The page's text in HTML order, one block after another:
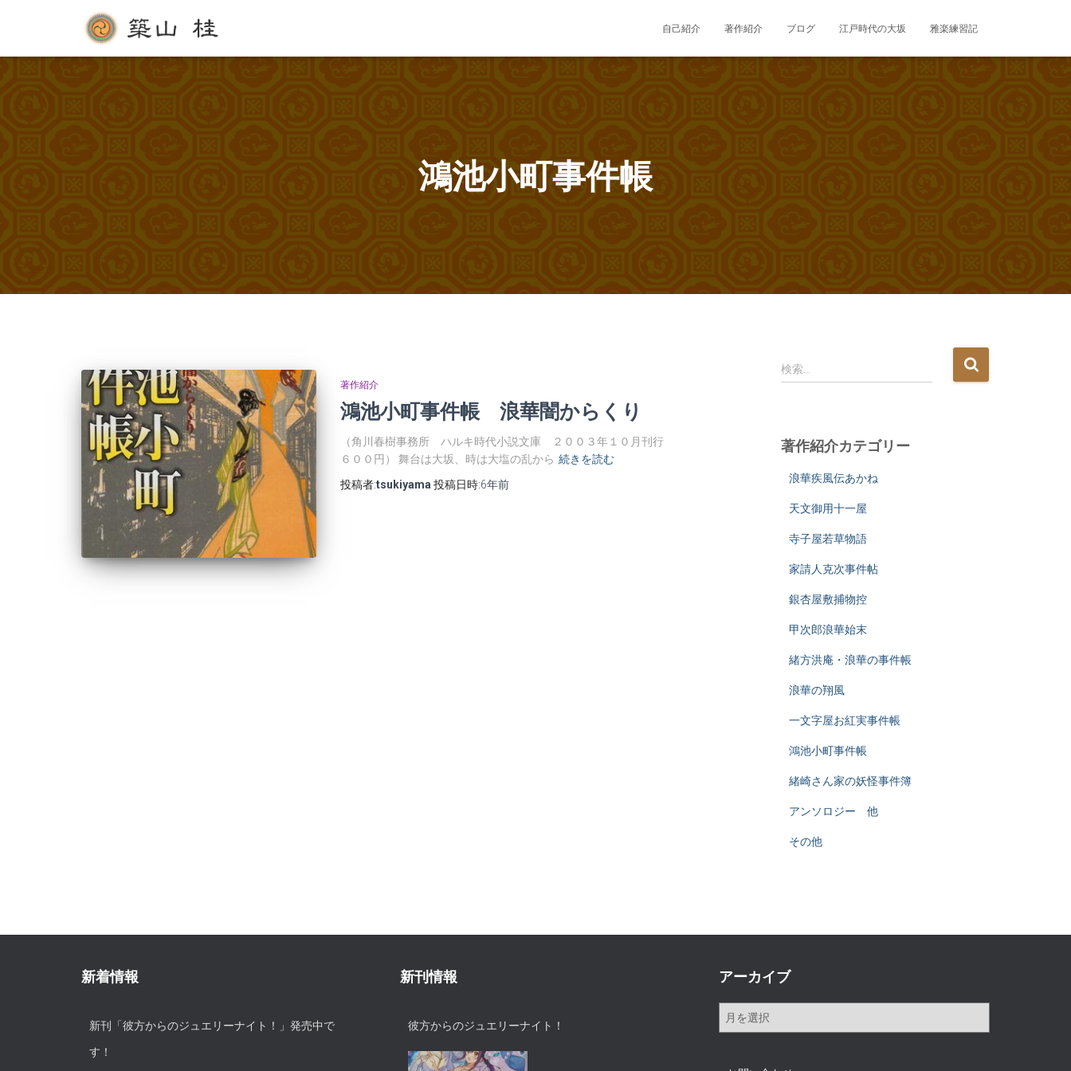
自己紹介 著作紹介 ブログ 江戸時代の大坂 雅楽練習記
鴻池小町事件帳
著作紹介
鴻池小町事件帳 浪華闇からくり
（角川春樹事務所 ハルキ時代小説文庫 ２００３年１０月刊行
６００円） 舞台は大坂、時は大塩の乱から 続きを読む
投稿者:tsukiyama 投稿日時:6年前
検
索
検索…
著作紹介カテゴリー
浪華疾風伝あかね
天文御用十一屋
寺子屋若草物語
家請人克次事件帖
銀杏屋敷捕物控
甲次郎浪華始末
緒方洪庵・浪華の事件帳
浪華の翔風
一文字屋お紅実事件帳
鴻池小町事件帳
緒崎さん家の妖怪事件簿
アンソロジー 他
その他
新着情報
新刊「彼方からのジュエリーナイト！」発売中で
す！
新刊情報
彼方からのジュエリーナイト！
アーカイブ
ア